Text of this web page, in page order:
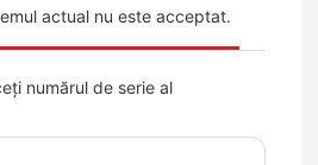
actual nu este acceptat.
numărul de serie al